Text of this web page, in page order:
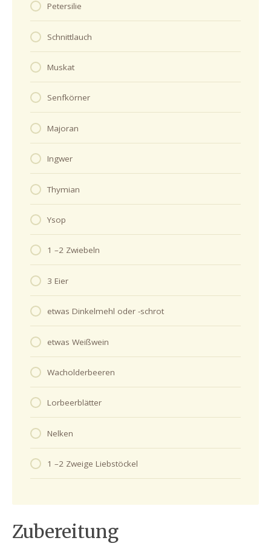
Petersilie
Schnittlauch
Muskat
Senfkörner
Majoran
Ingwer
Thymian
Ysop
1 –2 Zwiebeln
3 Eier
etwas Dinkelmehl oder -schrot
etwas Weißwein
Wacholderbeeren
Lorbeerblätter
Nelken
1 –2 Zweige Liebstöckel
Zubereitung